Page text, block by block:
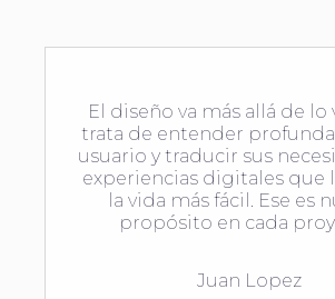
El diseño va más allá de lo
trata de entender
usuario y traducir sus
experiencias digitales que
la vida más fácil. Ese es
propósito en cada
Juan Lopez